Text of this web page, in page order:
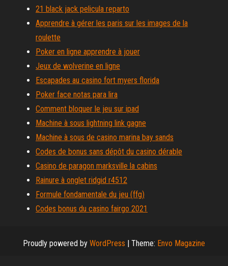
21 black jack pelicula reparto
Apprendre à gérer les paris sur les images de la
roulette
Poker en ligne apprendre à jouer
Jeux de wolverine en ligne
Escapades au casino fort myers florida
Poker face notas para lira
Comment bloquer le jeu sur ipad
Machine à sous lightning link gagne
Machine à sous de casino marina bay sands
Codes de bonus sans dépôt du casino dérable
Casino de paragon marksville la cabins
Rainure à onglet ridgid r4512
Formule fondamentale du jeu (ffg)
Codes bonus du casino fairgo 2021
Proudly powered by WordPress | Theme: Envo Magazine